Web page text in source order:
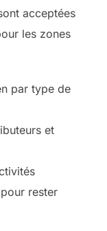
acceptées
les zones
par type de
et
rester